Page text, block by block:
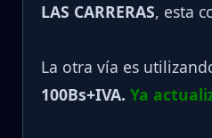
LAS CARRERAS, esta
La otra vía es
100Bs+IVA. Ya